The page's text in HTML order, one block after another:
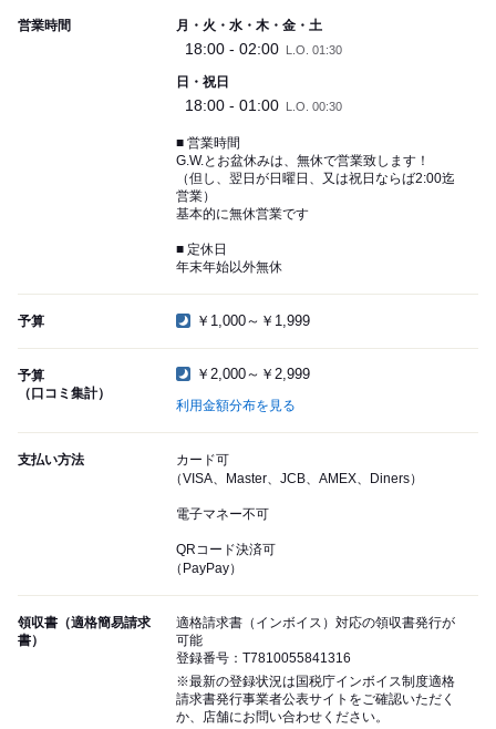
営業時間 月・火・水・木・金・土
18:00 - 02:00 L.O. 01:30
日・祝日
18:00 - 01:00 L.O. 00:30
■ 営業時間
G.W.とお盆休みは、無休で営業致します！
（但し、翌日が日曜日、又は祝日ならば2:00迄
営業）
基本的に無休営業です
■ 定休日
年末年始以外無休
予算 ￥1,000～￥1,999
予算
（口コミ集計）
￥2,000～￥2,999
利用金額分布を見る
支払い方法
カード可
（VISA、Master、JCB、AMEX、Diners）
電子マネー不可
QRコード決済可
（PayPay）
領収書（適格簡易請求
書）
適格請求書（インボイス）対応の領収書発行が
可能
登録番号：T7810055841316
※最新の登録状況は国税庁インボイス制度適格
請求書発行事業者公表サイトをご確認いただく
か、店舗にお問い合わせください。